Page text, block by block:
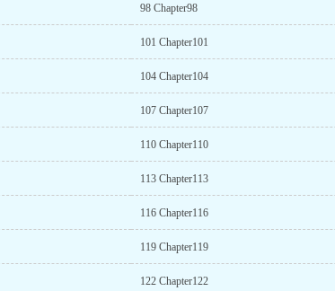
98 Chapter98
101 Chapter101
104 Chapter104
107 Chapter107
110 Chapter110
113 Chapter113
116 Chapter116
119 Chapter119
122 Chapter122